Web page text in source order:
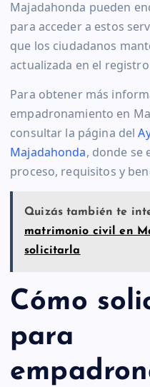
Majadahonda pueden
para acceder a estos
que los ciudadanos
actualizada en el
Para obtener más
empadronamiento en
consultar la página del
Majadahonda, donde se
proceso, requisitos y
Quizás también te
matrimonio civil en
solicitarla
Cómo
para